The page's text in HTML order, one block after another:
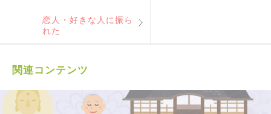
恋人・好きな人に振ら
れた
関連コンテンツ